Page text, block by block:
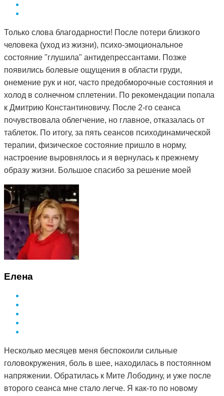
Только слова благодарности! После потери близкого
человека (уход из жизни), психо-эмоциональное
состояние "глушила" антидепрессантами. Позже
появились болевые ощущения в области груди,
онемение рук и ног, часто предобморочные состояния и
холод в солнечном сплетении. По рекомендации попала
к Дмитрию Константиновичу. После 2-го сеанса
почувствовала облегчение, но главное, отказалась от
таблеток. По итогу, за пять сеансов психодинамической
терапии, физическое состояние пришло в норму,
настроение выровнялось и я вернулась к прежнему
образу жизни. Большое спасибо за решение моей
проблемы и деликатный подход.
Елена
Несколько месяцев меня беспокоили сильные
головокружения, боль в шее, находилась в постоянном
напряжении. Обратилась к Мите Лободину, и уже после
второго сеанса мне стало легче. Я как-то по новому